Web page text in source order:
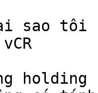
sao tôi